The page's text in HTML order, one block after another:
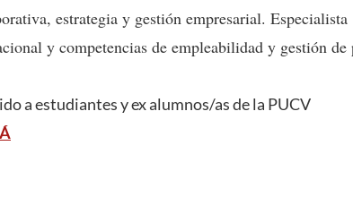
estrategia y gestión empresarial. Especialista
y competencias de empleabilidad y gestión de
a estudiantes y ex alumnos/as de la PUCV